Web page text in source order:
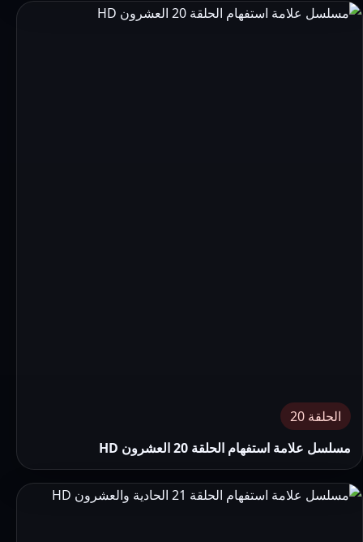
الحلقة 20
مسلسل علامة استفهام الحلقة 20 العشرون HD